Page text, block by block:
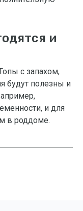
и
с запахом,
будут полезны и
и для
в роддоме.